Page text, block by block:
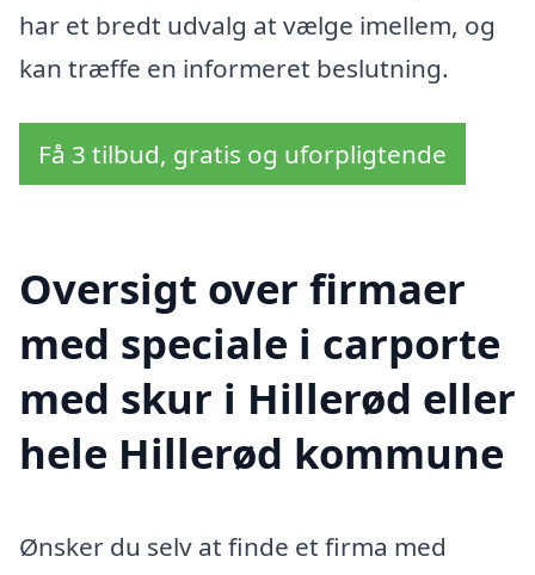
har et bredt udvalg at vælge imellem, og
kan træffe en informeret beslutning.
Få 3 tilbud, gratis og uforpligtende
Oversigt over firmaer
med speciale i carporte
med skur i Hillerød eller
hele Hillerød kommune
Ønsker du selv at finde et firma med